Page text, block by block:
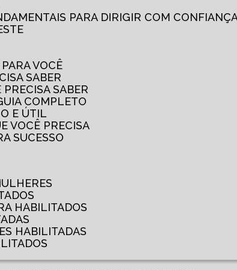
PARA DIRIGIR COM
VOCÊ
SABER
SABER
COMPLETO
E ÚTIL
VOCÊ PRECISA
SUCESSO
HABILITADOS
HABILITADAS